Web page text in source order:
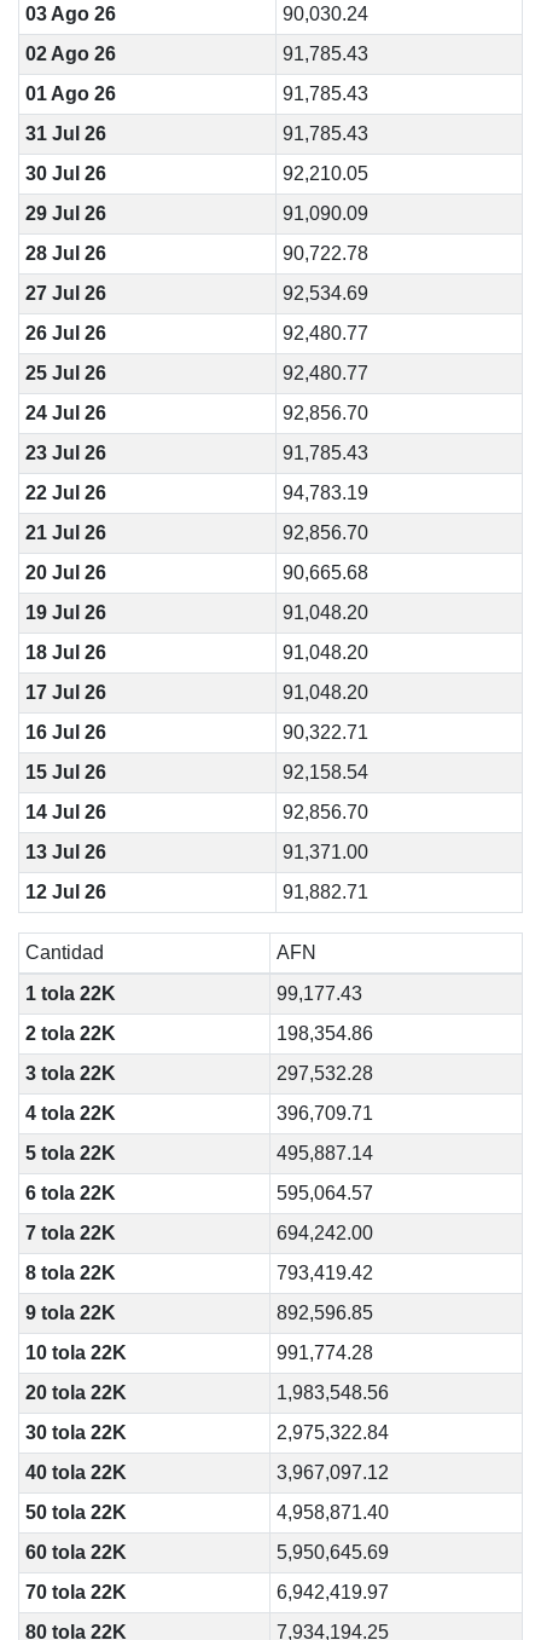
03 Ago 26
90,030.24
02 Ago 26
91,785.43
01 Ago 26
91,785.43
31 Jul 26
91,785.43
30 Jul 26
92,210.05
29 Jul 26
91,090.09
28 Jul 26
90,722.78
27 Jul 26
92,534.69
26 Jul 26
92,480.77
25 Jul 26
92,480.77
24 Jul 26
92,856.70
23 Jul 26
91,785.43
22 Jul 26
94,783.19
21 Jul 26
92,856.70
20 Jul 26
90,665.68
19 Jul 26
91,048.20
18 Jul 26
91,048.20
17 Jul 26
91,048.20
16 Jul 26
90,322.71
15 Jul 26
92,158.54
14 Jul 26
92,856.70
13 Jul 26
91,371.00
12 Jul 26
91,882.71
Cantidad
AFN
1 tola 22K
99,177.43
2 tola 22K
198,354.86
3 tola 22K
297,532.28
4 tola 22K
396,709.71
5 tola 22K
495,887.14
6 tola 22K
595,064.57
7 tola 22K
694,242.00
8 tola 22K
793,419.42
9 tola 22K
892,596.85
10 tola 22K
991,774.28
20 tola 22K
1,983,548.56
30 tola 22K
2,975,322.84
40 tola 22K
3,967,097.12
50 tola 22K
4,958,871.40
60 tola 22K
5,950,645.69
70 tola 22K
6,942,419.97
80 tola 22K
7,934,194.25